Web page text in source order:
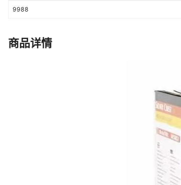
9988
商品详情